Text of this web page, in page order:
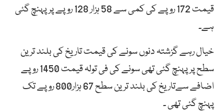
قیمت 172 روپے کی کمی سے 58 ہزار 128 روپے پرپہنچ گئی
ہے۔
خیال رہے گزشتہ دنوں سونے کی قیمت تاریخ کی بلند ترین
سطح پر پہنچ گئی تھی سونے کی فی تولہ قیمت 1450 روپے
اضافے سےتاریخ کی بلند ترین سطح 67 ہزار800 روپے تک
پہنچ گئی تھی ۔